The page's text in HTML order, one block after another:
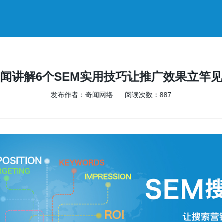
讲解6个SEM实用技巧让推广效果立竿
发布作者：奇闻网络 阅读次数： 887